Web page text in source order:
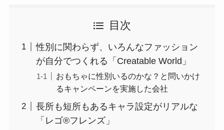
目次
性別に関わらず、いろんなファッション
が自分でつくれる「Creatable World」
おもちゃに性別いるのかな？と問いかけ
るキャンペーンを実施した会社
長所も短所もあるキャラ設定がリアルな
「レゴ®フレンズ」